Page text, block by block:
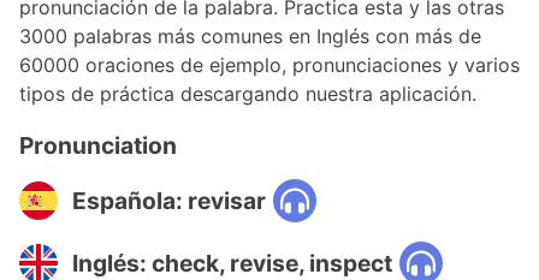
pronunciación de la palabra. Practica esta y las otras
3000 palabras más comunes en Inglés con más de
60000 oraciones de ejemplo, pronunciaciones y varios
tipos de práctica descargando nuestra aplicación.
Pronunciation
Española: revisar
Inglés: check, revise, inspect